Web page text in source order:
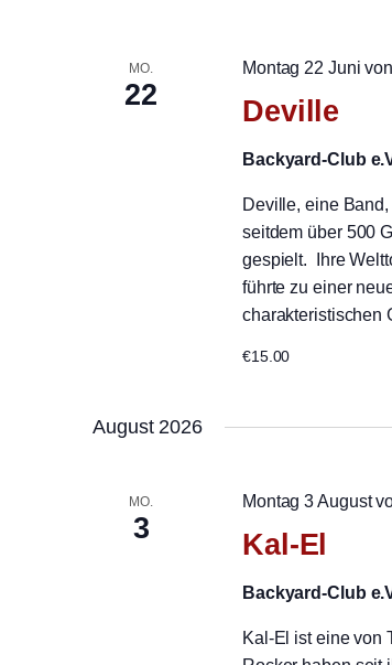
MO.
22 Deville
Montag 22 Juni
Backyard-Club
Deville, eine
seitdem über 500
gespielt. Ihre
führte zu einer
charakteristischen
€15.00
August 2026
MO.
3 Kal-El
Montag 3 August
Backyard-Club
Kal-El ist eine von